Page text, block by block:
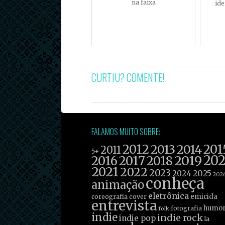
na faixa
CURTIU? COMENTE!
FALAMOS MUITO SOBRE:
5+ 2011201220132014
2016201720182019
202120222023 20242025
animaçãoconheça
coreografia cover eletrônica emicida
entrevista folk fotografia
indieindie pop indie rock la